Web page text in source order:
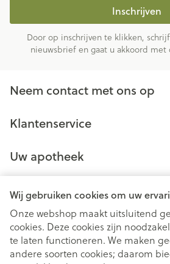
Wij gebruiken cookies om uw
Onze webshop maakt uitsluitend
cookies. Deze cookies zijn
te laten functioneren. We maken
andere soorten cookies; daarom
Inschrijven
Door op inschrijven te klikken,
nieuwsbrief en gaat u akkoord met
Neem contact met ons op
Klantenservice
Uw apotheek